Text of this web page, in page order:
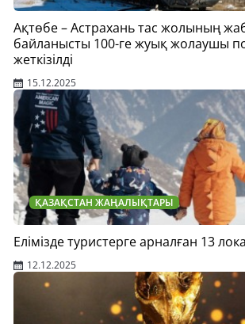
Ақтөбе – Астрахань тас жолының
байланысты 100-ге жуық жолаушы
жеткізілді
15.12.2025
ҚАЗАҚСТАН ЖАҢАЛЫҚТАРЫ
Елімізде туристерге арналған 13
12.12.2025